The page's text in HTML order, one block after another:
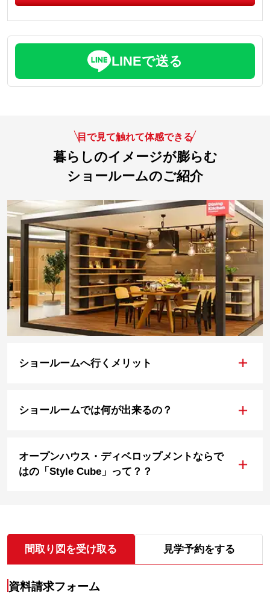
LINEで送る
目で見て触れて体感できる
暮らしのイメージが膨らむ
ショールームのご紹介
ショールームへ行くメリット +
ショールームでは何が出来るの？ +
オープンハウス・ディベロップメントならで
はの「Style Cube」って？？
+
間取り図を受け取る 見学予約をする
資料請求フォーム